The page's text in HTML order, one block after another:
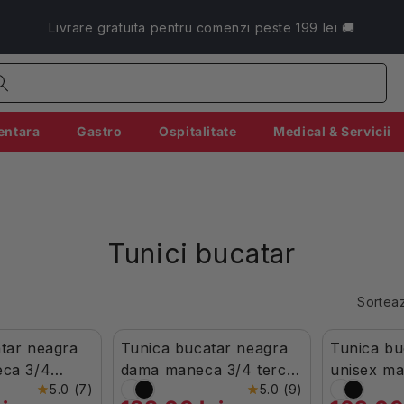
Livrare gratuita pentru comenzi peste 199 lei 🚚
Gastro Ospitalitate Medical & Servicii
Tunici bucatar
neagra
3/4
200g Nobu
5.0 (7)
În Stoc
Tunica bucatar neagra
dama maneca 3/4 tercot
195g Zoe
5.0 (9)
Stoc Limitat
Tunica
unisex
poplin